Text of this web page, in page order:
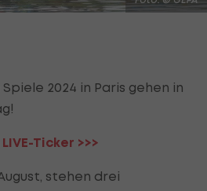
2024 in Paris gehen in
LIVE-Ticker >>>
stehen drei